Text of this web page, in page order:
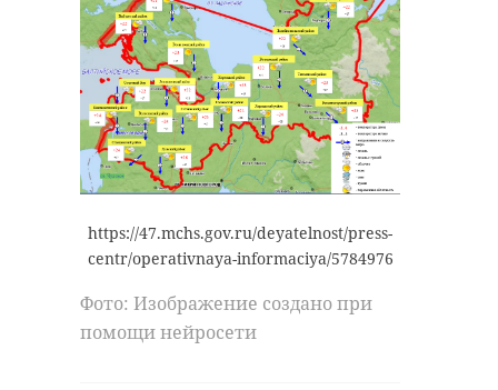
https://47.mchs.gov.ru/deyatelnost/press-
centr/operativnaya-informaciya/5784976
Фото: Изображение создано при
помощи нейросети